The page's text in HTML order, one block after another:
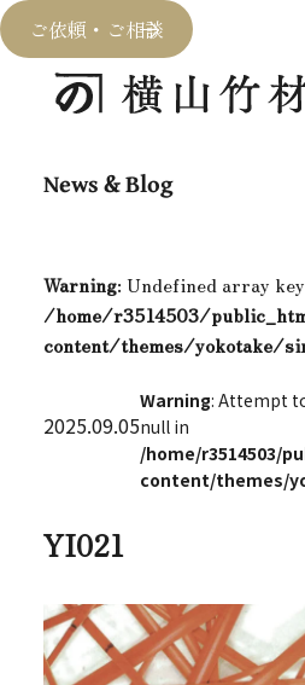
ご依頼・ご相談
News & Blog
Warning: Undefined array
/home/r3514503/
content/themes/yokotake/
2025.09.05
Warning: Attempt
null in
/home/r3514503/
content/themes/
YI021